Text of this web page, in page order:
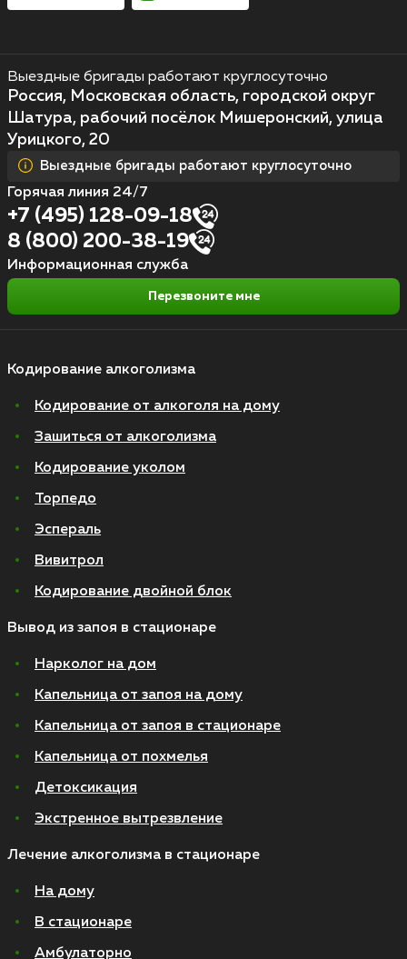
Кодирование алкоголизма
Кодирование от алкоголя на дому
Зашиться от алкоголизма
Кодирование уколом
Торпедо
Эспераль
Вивитрол
Кодирование двойной блок
Вывод из запоя в стационаре
Нарколог на дом
Капельница от запоя на дому
Капельница от запоя в стационаре
Капельница от похмелья
Детоксикация
Экстренное вытрезвление
Лечение алкоголизма в стационаре
На дому
В стационаре
Амбулаторно
Выездные бригады работают круглосуточно
Россия, Московская область, городской округ
Шатура, рабочий посёлок Мишеронский, улица
Урицкого, 20
Выездные бригады работают круглосуточно
Горячая линия 24/7
+7 (495) 128-09-18
8 (800) 200-38-19
Информационная служба
Перезвоните мне